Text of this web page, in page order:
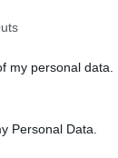
my personal data.
Personal Data.